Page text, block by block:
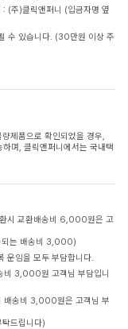
주)클릭앤퍼니 (입금자명 옆
수 있습니다. (30만원 이상 주
제품으로 확인되었을 경우,
며, 클릭앤퍼니에서는 국내택
환시 교환배송비 6,000원은 고
되는 배송비 3,000)
운임을 모두 부담합니다.
비 3,000원 고객님 부담입니
배송비 3,000원은 고객님 부
드립니다)